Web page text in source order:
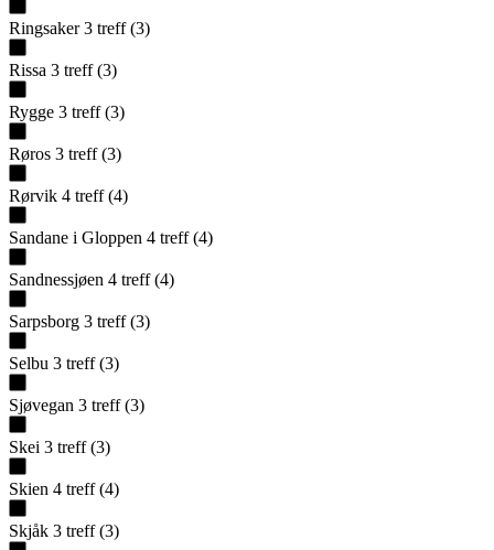
Ringsaker 3 treff (3)
Rissa 3 treff (3)
Rygge 3 treff (3)
Røros 3 treff (3)
Rørvik 4 treff (4)
Sandane i Gloppen 4 treff (4)
Sandnessjøen 4 treff (4)
Sarpsborg 3 treff (3)
Selbu 3 treff (3)
Sjøvegan 3 treff (3)
Skei 3 treff (3)
Skien 4 treff (4)
Skjåk 3 treff (3)